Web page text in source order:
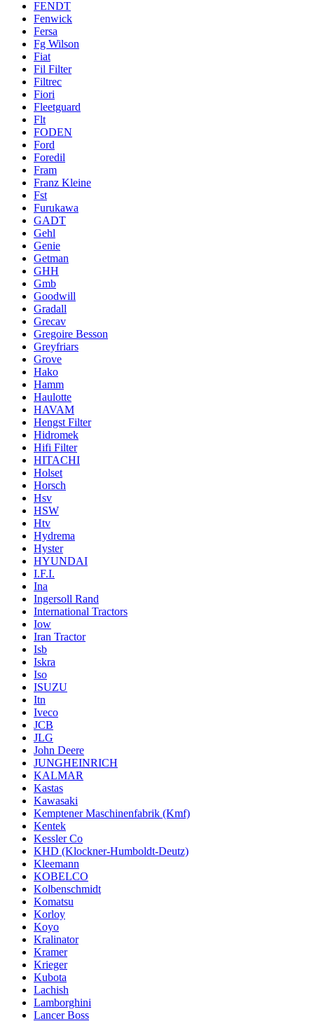
FENDT
Fenwick
Fersa
Fg Wilson
Fiat
Fil Filter
Filtrec
Fiori
Fleetguard
Flt
FODEN
Ford
Foredil
Fram
Franz Kleine
Fst
Furukawa
GADT
Gehl
Genie
Getman
GHH
Gmb
Goodwill
Gradall
Grecav
Gregoire Besson
Greyfriars
Grove
Hako
Hamm
Haulotte
HAVAM
Hengst Filter
Hidromek
Hifi Filter
HITACHI
Holset
Horsch
Hsv
HSW
Htv
Hydrema
Hyster
HYUNDAI
I.F.I.
Ina
Ingersoll Rand
International Tractors
Iow
Iran Tractor
Isb
Iskra
Iso
ISUZU
Itn
Iveco
JCB
JLG
John Deere
JUNGHEINRICH
KALMAR
Kastas
Kawasaki
Kemptener Maschinenfabrik (Kmf)
Kentek
Kessler Co
KHD (Klockner-Humboldt-Deutz)
Kleemann
KOBELCO
Kolbenschmidt
Komatsu
Korloy
Koyo
Kralinator
Kramer
Krieger
Kubota
Lachish
Lamborghini
Lancer Boss